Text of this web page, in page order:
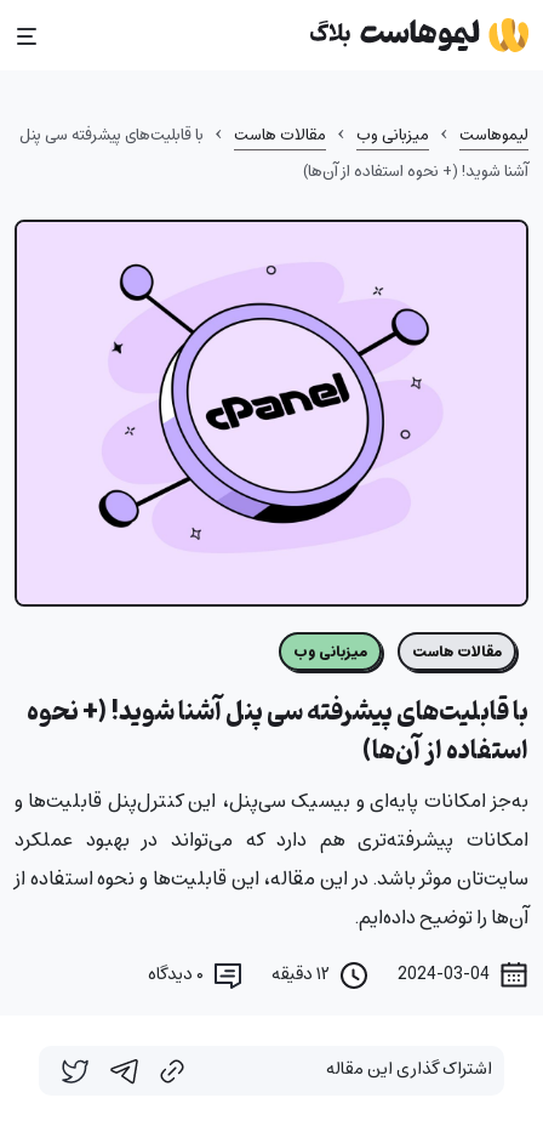
Skip
to
لیموهاست › میزبانی وب › مقالات هاست › با قابلیت‌های پیشرفته سی پنل
آشنا شوید! (+ نحوه استفاده از آن‌ها)
مقالات هاست میزبانی وب
با قابلیت‌های پیشرفته سی پنل آشنا شوید! (+ نحوه
استفاده از آن‌ها)
به‌جز امکانات پایه‌ای و بیسیک سی‌پنل، این کنترل‌پنل قابلیت‌ها و
امکانات پیشرفته‌تری هم دارد که می‌تواند در بهبود عملکرد
سایت‌تان موثر باشد. در این مقاله، این قابلیت‌ها و نحوه استفاده از
آن‌ها را توضیح داده‌ایم.
دیدگاه
اشتراک گذاری این مقاله